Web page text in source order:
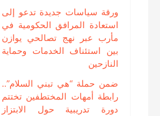
ورقة سياسات جديدة تدعو إلى
استعادة المرافق الحكومية في
مأرب عبر نهج تصالحي يوازن
بين استئناف الخدمات وحماية
النازحين
ضمن حملة “هي تبني السلام”..
رابطة أمهات المختطفين تختتم
دورة تدريبية حول الابتزاز